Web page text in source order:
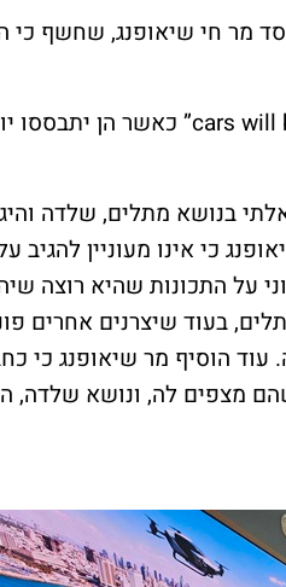
מר חי שיאופנג, שחשף כי
כאשר הן יתבססו
בנושא מתלים, שלדה
כי אינו מעוניין להגיב
על התכונות שהיא רוצה
בעוד שיצרנים אחרים
הוסיף מר שיאופנג כי
מצפים לה, ונושא שלדה,